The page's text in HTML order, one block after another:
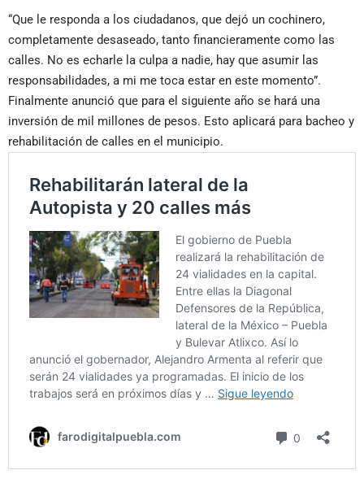
“Que le responda a los ciudadanos, que dejó un cochinero,
completamente desaseado, tanto financieramente como las
calles. No es echarle la culpa a nadie, hay que asumir las
responsabilidades, a mi me toca estar en este momento”.
Finalmente anunció que para el siguiente año se hará una
inversión de mil millones de pesos. Esto aplicará para bacheo y
rehabilitación de calles en el municipio.